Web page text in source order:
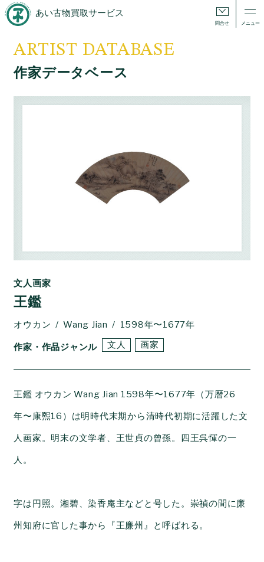
あい古物買取サービス
問合せ メニュー
ARTIST DATABASE
作家データベース
文人画家
王鑑
オウカン Wang Jian 1598年〜1677年
作家・作品ジャンル 文人 画家
王鑑 オウカン Wang Jian 1598年〜1677年（万暦26
年〜康煕16）は明時代末期から清時代初期に活躍した文
人画家。明末の文学者、王世貞の曾孫。四王呉惲の一
人。
字は円照。湘碧、染香庵主などと号した。崇禎の間に廉
州知府に官した事から『王廉州』と呼ばれる。